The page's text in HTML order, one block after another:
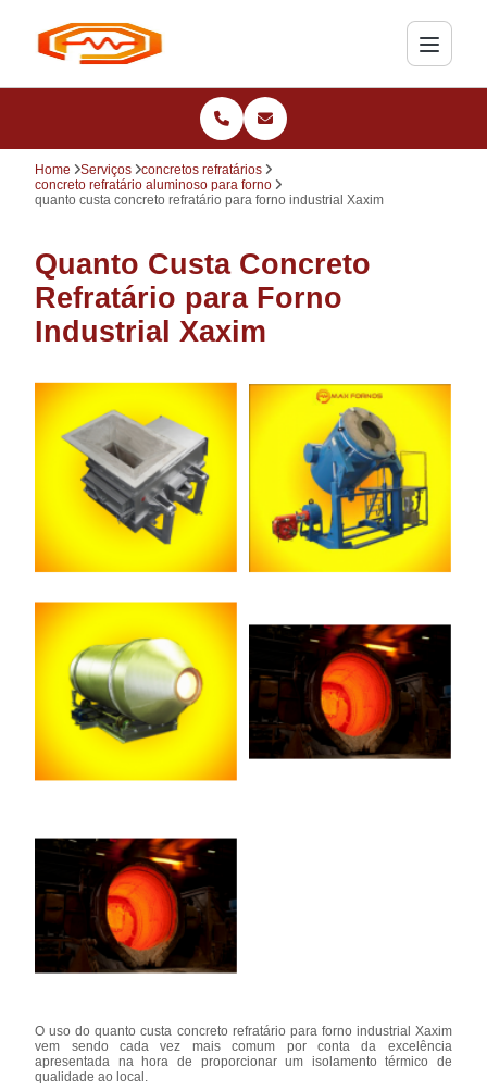
Home Serviços
concretos refratários
concreto refratário aluminoso para forno
quanto custa concreto refratário para forno industrial Xaxim
Quanto Custa Concreto
Refratário para Forno
Industrial Xaxim
O uso do quanto custa concreto refratário para forno industrial Xaxim
vem sendo cada vez mais comum por conta da excelência
apresentada na hora de proporcionar um isolamento térmico de
qualidade ao local.